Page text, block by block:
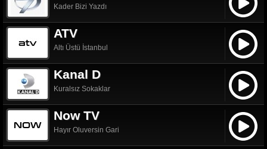
Kader Bizi Yazdı
ATV
Altı Üstü İstanbul
Kanal D
Kuralsız Sokaklar
Now TV
Hayır Oluversin Gari